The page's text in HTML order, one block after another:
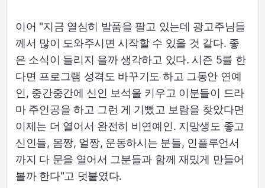
이어 "지금 열심히 발품을 팔고 있는데 광고주님들
께서 많이 도와주시면 시작할 수 있을 것 같다. 좋
은 소식이 들리지 을까 생각하고 있다. 시즌 5를 한
다면 프로그램 성격도 바꾸기도 하고 그동안 연예
인, 중간중간에 신인 보석을 키우고 이분들이 드라
마 주인공을 하고 그런 게 기뻤고 보람을 찾았다면
이제는 더 열어서 완전히 비연예인. 지망생도 좋고
신인들, 몸짱, 얼짱, 운동하시는 분들, 인플루언서
까지 다 문을 열어서 그분들과 함께 재밌게 만들어
볼까 한다"고 덧붙였다.